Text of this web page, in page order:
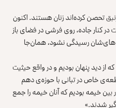
تحصن کرده‌اند زنان هستند. اکنون
کنار جاده، روی فرشی در فضای باز
رسیدگی نشود، همان‌جا
دید پنهان بودیم و در واقع حیثیت
خاص در تبانی با حوزه‌ی دهم
خیمه بودیم که آنان خیمه را جمع
شدند.»